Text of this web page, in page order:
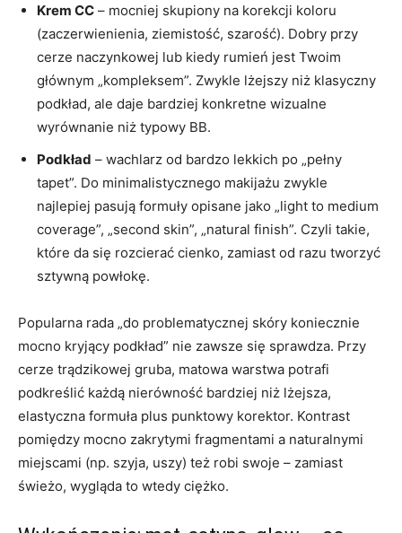
Krem CC – mocniej skupiony na korekcji koloru
(zaczerwienienia, ziemistość, szarość). Dobry przy
cerze naczynkowej lub kiedy rumień jest Twoim
głównym „kompleksem”. Zwykle lżejszy niż klasyczny
podkład, ale daje bardziej konkretne wizualne
wyrównanie niż typowy BB.
Podkład – wachlarz od bardzo lekkich po „pełny
tapet”. Do minimalistycznego makijażu zwykle
najlepiej pasują formuły opisane jako „light to medium
coverage”, „second skin”, „natural finish”. Czyli takie,
które da się rozcierać cienko, zamiast od razu tworzyć
sztywną powłokę.
Popularna rada „do problematycznej skóry koniecznie
mocno kryjący podkład” nie zawsze się sprawdza. Przy
cerze trądzikowej gruba, matowa warstwa potrafi
podkreślić każdą nierówność bardziej niż lżejsza,
elastyczna formuła plus punktowy korektor. Kontrast
pomiędzy mocno zakrytymi fragmentami a naturalnymi
miejscami (np. szyja, uszy) też robi swoje – zamiast
świeżo, wygląda to wtedy ciężko.